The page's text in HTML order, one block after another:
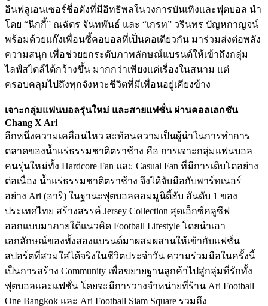
อินฟลูเอนเซอร์ชื่อดังที่มีอิทธิพลในวงการบันเทิงและฟุตบอล นำ
โดย “นิกกี้” ณฉัตร จันทพันธ์ และ “เกรท” วรินทร ปัญหกาญจน์
พร้อมด้วยแก๊งเพื่อนซี้คอบอลที่เป็นคอเดียวกัน มาร่วมส่งต่อพลัง
ความสนุก เพื่อช่วยยกระดับภาพลักษณ์แบรนด์ให้เข้าถึงกลุ่ม
ไลฟ์สไตล์ได้กว้างขึ้น มากกว่าเพียงแค่เรื่องในสนาม แต่
ครอบคลุมไปถึงทุกจังหวะชีวิตที่มีเพื่อนอยู่เคียงข้าง
เจาะกลุ่มแฟนบอลรุ่นใหม่ และสายแฟชั่น ผ่านคอลเลกชัน
Chang X Ari
อีกหนึ่งความเคลื่อนไหว สะท้อนความเป็นผู้นำในการทำการ
ตลาดของน้ำแร่ธรรมชาติตราช้าง คือ การเจาะกลุ่มแฟนบอล
คนรุ่นใหม่ทั้ง Hardcore Fan และ Casual Fan ที่มีการเติบโตอย่าง
ต่อเนื่อง น้ำแร่ธรรมชาติตราช้าง จึงได้จับมือกับพาร์ทเนอร์
อย่าง Ari (อาริ) ในฐานะฟุตบอลคอมมูนิตี้ฮับ อันดับ 1 ของ
ประเทศไทย สร้างสรรค์ Jersey Collection สุดเอ็กซ์คลูซีฟ
ออกแบบมาภายใต้แนวคิด Football Lifestyle โดยนำเอา
เอกลักษณ์ของทั้งสองแบรนด์มาผสมผสานให้เข้ากับแฟชั่น
สปอร์ตที่สวมใส่ได้จริงในชีวิตประจำวัน ความร่วมมือในครั้งนี้
เป็นการสร้าง Community เพื่อขยายฐานลูกค้าไปสู่กลุ่มที่รักทั้ง
ฟุตบอลและแฟชั่น โดยจะมีการวางจำหน่ายที่ร้าน Ari Football
One Bangkok และ Ari Football Siam Square รวมถึง